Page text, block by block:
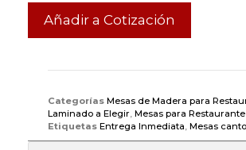
Añadir a Cotización
Categorías Mesas de Madera para
Laminado a Elegir Mesas para Restaurante
Etiquetas Entrega Inmediata Mesas